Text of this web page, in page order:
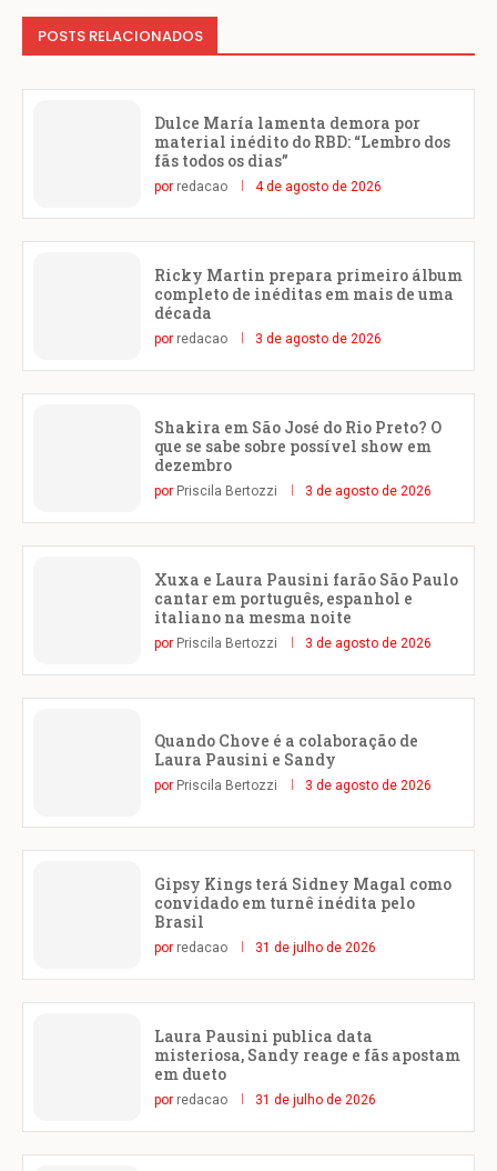
POSTS RELACIONADOS
Dulce María lamenta demora por
material inédito do RBD: “Lembro dos
fãs todos os dias”
por redacao 4 de agosto de 2026
Ricky Martin prepara primeiro álbum
completo de inéditas em mais de uma
década
por redacao 3 de agosto de 2026
Shakira em São José do Rio Preto? O
que se sabe sobre possível show em
dezembro
por Priscila Bertozzi 3 de agosto de 2026
Xuxa e Laura Pausini farão São Paulo
cantar em português, espanhol e
italiano na mesma noite
por Priscila Bertozzi 3 de agosto de 2026
Quando Chove é a colaboração de
Laura Pausini e Sandy
por Priscila Bertozzi 3 de agosto de 2026
Gipsy Kings terá Sidney Magal como
convidado em turnê inédita pelo
Brasil
por redacao 31 de julho de 2026
Laura Pausini publica data
misteriosa, Sandy reage e fãs apostam
em dueto
por redacao 31 de julho de 2026